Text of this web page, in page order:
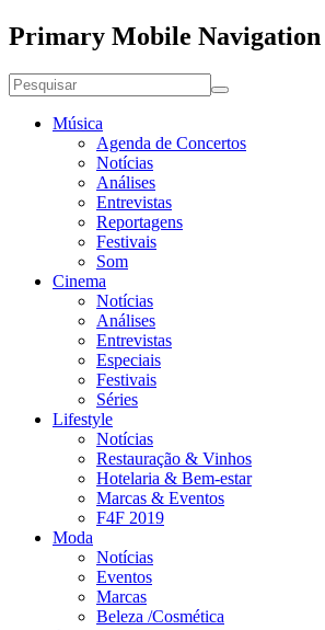
Primary Mobile Navigation
Música
Agenda de Concertos
Notícias
Análises
Entrevistas
Reportagens
Festivais
Som
Cinema
Notícias
Análises
Entrevistas
Especiais
Festivais
Séries
Lifestyle
Notícias
Restauração & Vinhos
Hotelaria & Bem-estar
Marcas & Eventos
F4F 2019
Moda
Notícias
Eventos
Marcas
Beleza /Cosmética